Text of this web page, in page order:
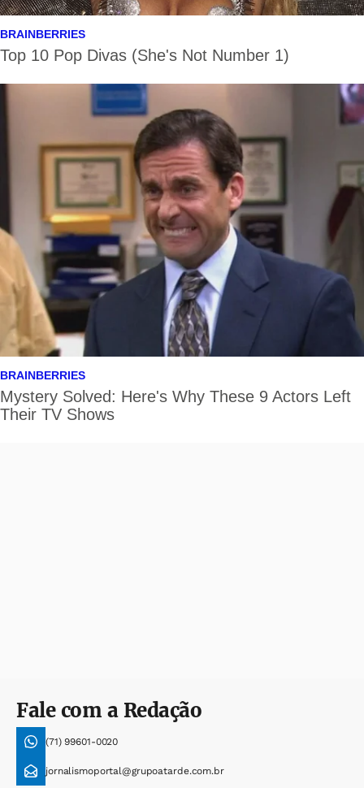
Fale com a Redação
(71) 99601-0020
jornalismoportal@grupoatarde.com.br